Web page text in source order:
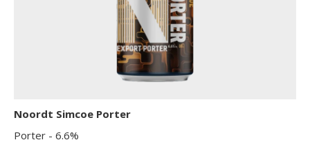
Noordt Simcoe Porter
Porter - 6.6%